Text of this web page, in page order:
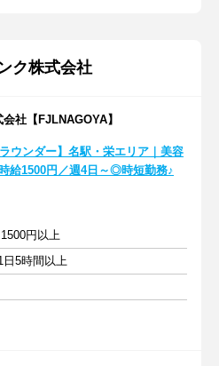
ク株式会社
社【FJLNAGOYA】
ラウンダー】名駅・栄エリア｜美容
給1500円／週4日～◎時短勤務♪
円以上
日5時間以上